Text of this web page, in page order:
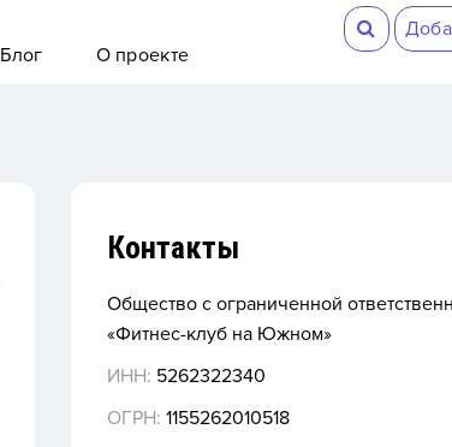
Блог О проекте
Контакты
Общество с ограниченной
«Фитнес-клуб на Южном»
ИНН: 5262322340
ОГРН: 1155262010518